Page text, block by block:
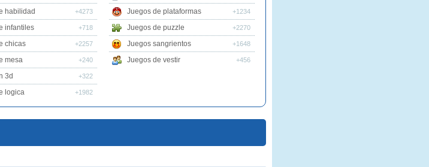
habilidad +4273
infantiles +718
chicas +2257
mesa +240
3d +322
logica +1982
Juegos de plataformas +1234
Juegos de puzzle +2270
Juegos sangrientos +1648
Juegos de vestir +456